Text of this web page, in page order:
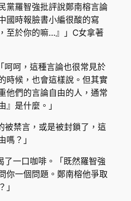
黨羅智強批評說鄭南榕言論
國時報臉書小編很酸的寫
至於你的嘛…』」C女拿著
呵呵，這種言論也很常見於
時候，也會這樣說。但其實
他們的言論自由的人，通常
』是什麼。」
被禁言，或是被封鎖了，這
嗎？」
了一口咖啡。「既然羅智強
你一個問題。鄭南榕他爭取
」